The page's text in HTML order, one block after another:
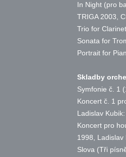
In Night (pro
TRIGA 2003,
Trio for
Sonata for
Portrait for
Skladby
Symfonie č. 1
Koncert č. 1
Ladislav
Koncert pro
1998, Ladislav
Slova (Tři